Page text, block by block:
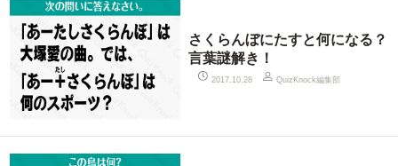
さくらんぼにたすと何になる？
言葉謎解き！
2017.10.28 QuizKnock編集部